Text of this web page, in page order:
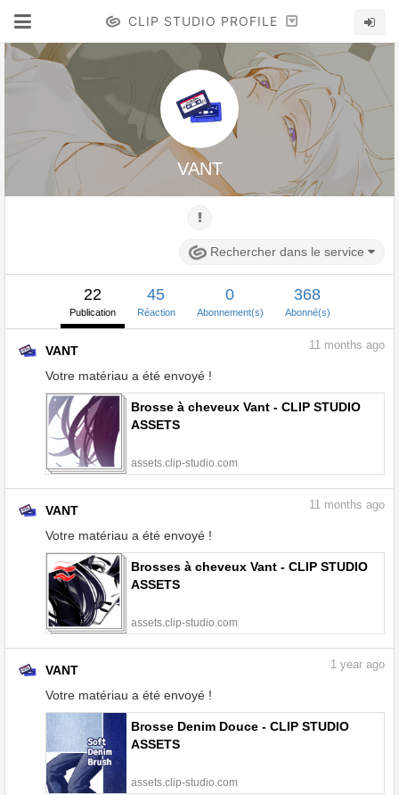
CLIP STUDIO PROFILE
VANT
Rechercher dans le service
22
Publication
45
Réaction
0
Abonnement(s)
368
Abonné(s)
VANT
Votre matériau a été envoyé !
11 months ago
Brosse à cheveux Vant - CLIP STUDIO
ASSETS
assets.clip-studio.com
VANT
Votre matériau a été envoyé !
11 months ago
Brosses à cheveux Vant - CLIP STUDIO
ASSETS
assets.clip-studio.com
VANT
Votre matériau a été envoyé !
1 year ago
Brosse Denim Douce - CLIP STUDIO
ASSETS
assets.clip-studio.com